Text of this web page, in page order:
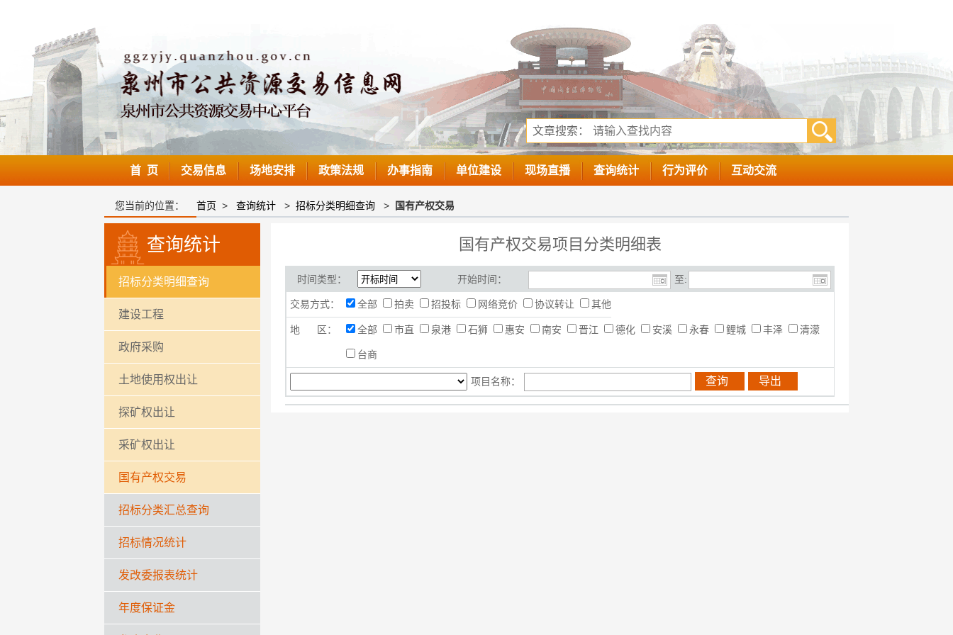
文章搜索：
首 页 交易信息 场地安排 政策法规 办事指南 单位建设 现场直播 查询统计 行为评价 互动交流
您当前的位置： 首页 > 查询统计 > 招标分类明细查询 > 国有产权交易
查询统计
招标分类明细查询
建设工程
政府采购
土地使用权出让
探矿权出让
采矿权出让
国有产权交易
招标分类汇总查询
招标情况统计
发改委报表统计
年度保证金
国有产权交易项目分类明细表
时间类型： 开始时间： 至:
交易方式： 全部 拍卖 招投标 网络竞价 协议转让 其他
地 区： 全部 市直 泉港 石狮 惠安 南安 晋江 德化 安溪 永春 鲤城 丰泽 清濛
台商
项目名称： 查询 导出